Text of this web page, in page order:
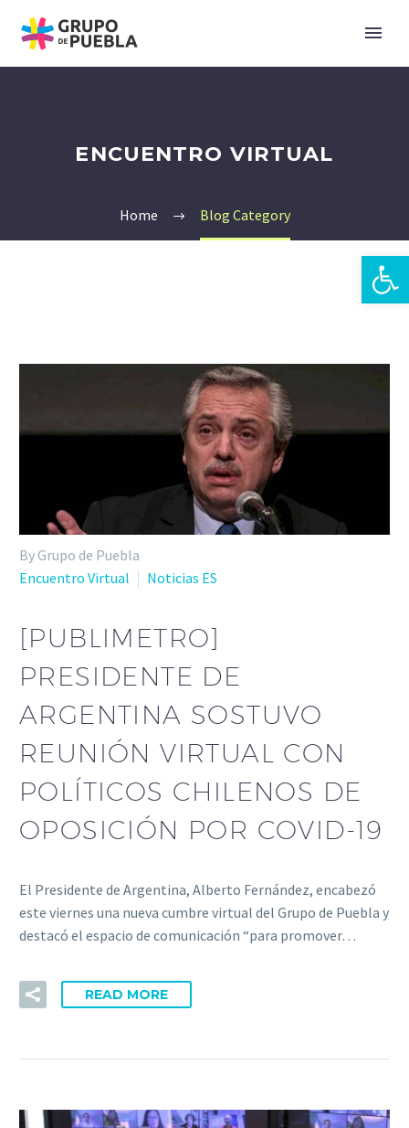
ENCUENTRO VIRTUAL
Home Blog Category
By Grupo de Puebla
Encuentro Virtual
Noticias ES
[PUBLIMETRO]
PRESIDENTE DE
ARGENTINA SOSTUVO
REUNIÓN VIRTUAL CON
POLÍTICOS CHILENOS DE
OPOSICIÓN POR COVID-19
El Presidente de Argentina, Alberto Fernández, encabezó
este viernes una nueva cumbre virtual del Grupo de Puebla y
destacó el espacio de comunicación “para promover…
READ MORE